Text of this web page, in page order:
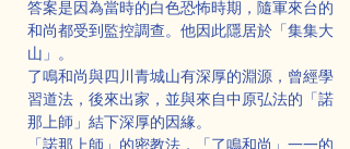
答案是因為當時的白色恐怖時期，隨軍來台的
和尚都受到監控調查。他因此隱居於「集集大
山」。
了鳴和尚與四川青城山有深厚的淵源，曾經學
習道法，後來出家，並與來自中原弘法的「諾
那上師」結下深厚的因緣。
「諾那上師」的密教法，「了鳴和尚」一一的